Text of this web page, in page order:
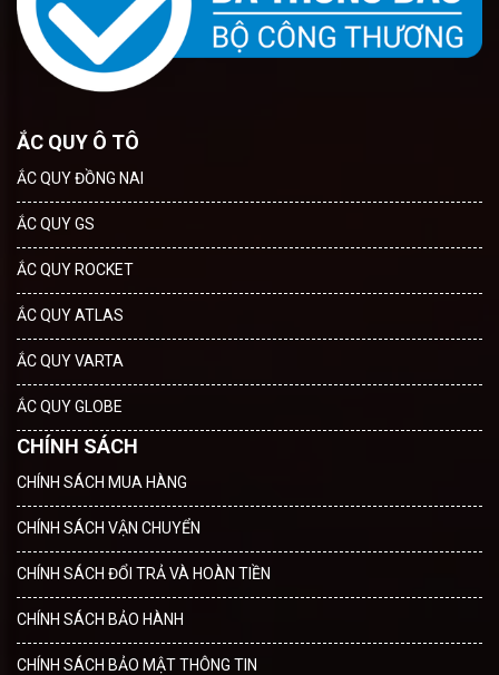
ẮC QUY Ô TÔ
ẮC QUY ĐỒNG NAI
ẮC QUY GS
ẮC QUY ROCKET
ẮC QUY ATLAS
ẮC QUY VARTA
ẮC QUY GLOBE
CHÍNH SÁCH
CHÍNH SÁCH MUA HÀNG
CHÍNH SÁCH VẬN CHUYỂN
CHÍNH SÁCH ĐỔI TRẢ VÀ HOÀN TIỀN
CHÍNH SÁCH BẢO HÀNH
CHÍNH SÁCH BẢO MẬT THÔNG TIN